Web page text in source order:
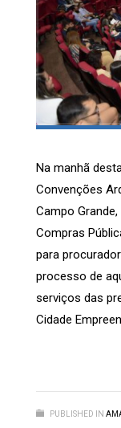
Na manhã
Convenções
Campo
Compras
para
processo de
serviços das
Cidade
PUBLISHED IN